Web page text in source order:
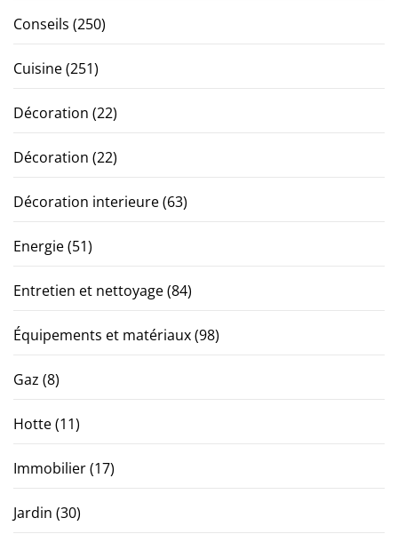
Conseils (250)
Cuisine(251)
Décoration (22)
Décoration (22)
Décoration interieure(63)
Energie(51)
Entretien et nettoyage(84)
Équipements et matériaux(98)
Gaz (8)
Hotte(11)
Immobilier(17)
Jardin (30)